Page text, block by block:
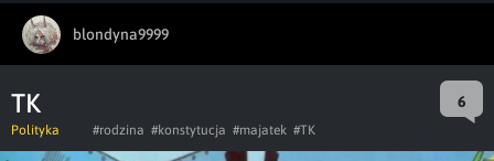
blondyna9999
TK 6
Polityka #rodzina #konstytucja #majatek #TK